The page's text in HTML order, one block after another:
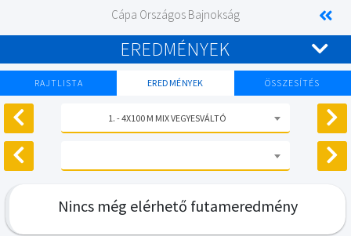
Cápa Országos Bajnokság
EREDMÉNYEK
RAJTLISTA EREDMÉNYEK ÖSSZESÍTÉS
1. - 4X100 M MIX VEGYESVÁLTÓ
Nincs még elérhető futameredmény